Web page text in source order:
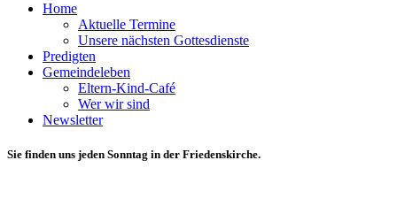
Home
Aktuelle Termine
Unsere nächsten Gottesdienste
Predigten
Gemeindeleben
Eltern-Kind-Café
Wer wir sind
Newsletter
Sie finden uns jeden Sonntag in der Friedenskirche.